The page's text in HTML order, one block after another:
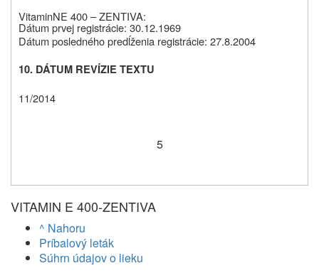
VitaminNE 400 – ZENTIVA:
Dátumprvej registrácie: 30.12.1969
Dátum posledného predĺženia registrácie: 27.8.2004
10. DÁTUM REVÍZIE TEXTU
11/2014
5
VITAMIN E 400-ZENTIVA
^ Nahoru
Príbalový leták
Súhrn údajov o lieku